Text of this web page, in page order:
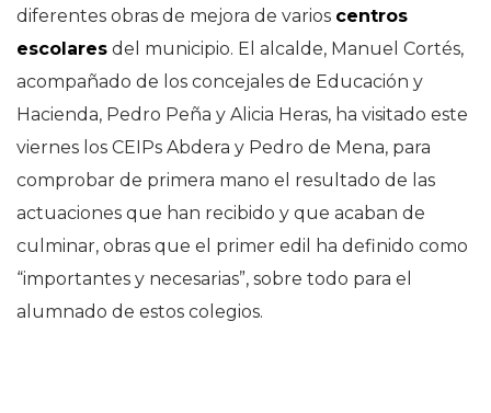
diferentes obras de mejora de varios centros
escolares del municipio. El alcalde, Manuel Cortés,
acompañado de los concejales de Educación y
Hacienda, Pedro Peña y Alicia Heras, ha visitado este
viernes los CEIPs Abdera y Pedro de Mena, para
comprobar de primera mano el resultado de las
actuaciones que han recibido y que acaban de
culminar, obras que el primer edil ha definido como
“importantes y necesarias”, sobre todo para el
alumnado de estos colegios.